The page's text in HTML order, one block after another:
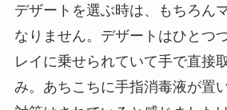
デザートを選ぶ時は、もちろん
なりません。デザートはひとつ
レイに乗せられていて手で直接
み。あちこちに手指消毒液が置